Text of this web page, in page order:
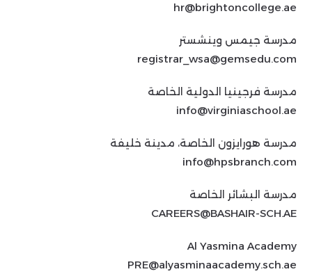
hr@brightoncollege.ae
مدرسة جيمس وينشستر
registrar_wsa@gemsedu.com
مدرسة فرجينيا الدولية الخاصة
info@virginiaschool.ae
مدرسة هورايزون الخاصة، مدينة خليفة
info@hpsbranch.com
مدرسة البشائر الخاصة
CAREERS@BASHAIR-SCH.AE
Al Yasmina Academy
PRE@alyasminaacademy.sch.ae